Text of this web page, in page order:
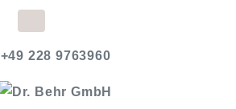
+49 228 9763960